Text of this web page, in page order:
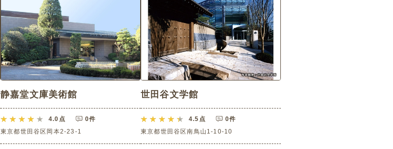
静嘉堂文庫美術館
4.0 点
0件
東京都世田谷区岡本2-23-1
世田谷文学館
4.5 点
0件
東京都世田谷区南鳥山1-10-10